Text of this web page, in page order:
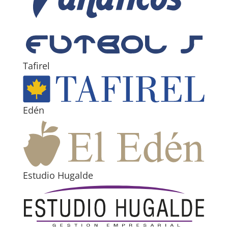
Tafirel
Edén
Estudio Hugalde